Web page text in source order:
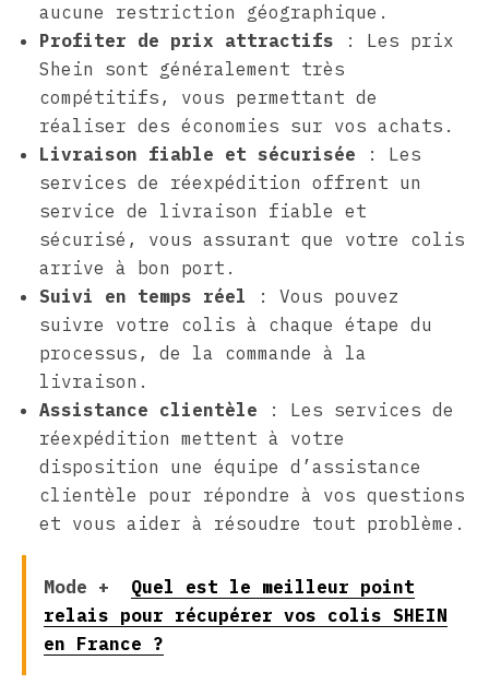
aucune restriction géographique.
Profiter de prix attractifs : Les prix
Shein sont généralement très
compétitifs, vous permettant de
réaliser des économies sur vos achats.
Livraison fiable et sécurisée : Les
services de réexpédition offrent un
service de livraison fiable et
sécurisé, vous assurant que votre colis
arrive à bon port.
Suivi en temps réel : Vous pouvez
suivre votre colis à chaque étape du
processus, de la commande à la
livraison.
Assistance clientèle : Les services de
réexpédition mettent à votre
disposition une équipe d’assistance
clientèle pour répondre à vos questions
et vous aider à résoudre tout problème.
Mode +
Quel est le meilleur point
relais pour récupérer vos colis SHEIN
en France ?